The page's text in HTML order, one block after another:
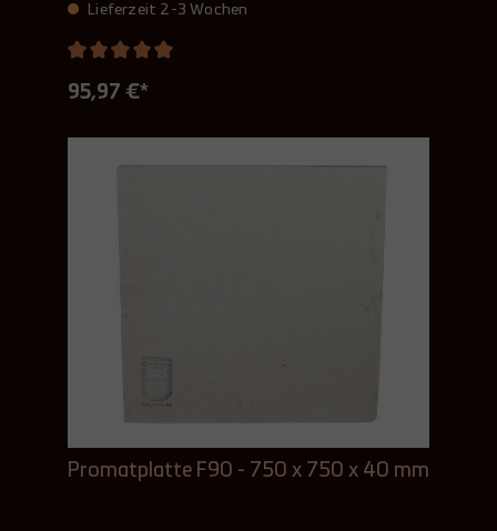
Lieferzeit 2-3 Wochen
95,97 €*
Promatplatte F90 - 750 x 750 x 40 mm